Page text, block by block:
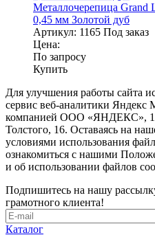
Металлочерепица Grand
0,45 мм Золотой дуб
Артикул: 1165 Под заказ
Цена:
По запросу
Купить
Для улучшения работы сайта
сервис веб-аналитики Яндекс
компанией ООО «ЯНДЕКС»,
Толстого, 16. Оставаясь на
условиями использования
ознакомиться с нашими
и об использовании файлов
Подпишитесь на нашу
грамотного клиента!
Каталог